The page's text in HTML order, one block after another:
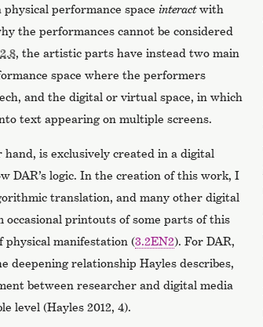
performance space interactwith
the performances cannot be considered
2.8, the artistic parts have instead two main
space where the performers
and the digital or virtual space, in which
text appearing on multiple screens.
is exclusively created in a digital
DAR’s logic. In the creation of this work, I
translation, and many other digital
occasional printouts of some parts of this
physical manifestation (3.2EN2). For DAR,
deepening relationship Hayles describes,
between researcher and digital media
level (Hayles 2012, 4).